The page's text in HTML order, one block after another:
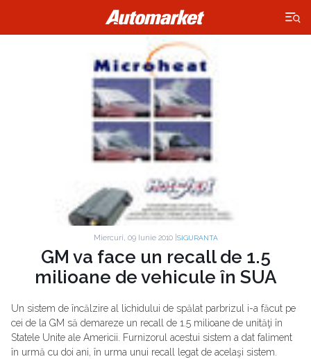
×
Miercuri, 09 Iunie 2010 | SIGURANTA
GM va face un recall de 1.5
milioane de vehicule în SUA
Un sistem de încălzire al lichidului de spălat parbrizul i-a făcut pe
cei de la GM să demareze un recall de 1.5 milioane de unităţi în
Statele Unite ale Americii. Furnizorul acestui sistem a dat faliment
în urmă cu doi ani, în urma unui recall legat de acelaşi sistem.